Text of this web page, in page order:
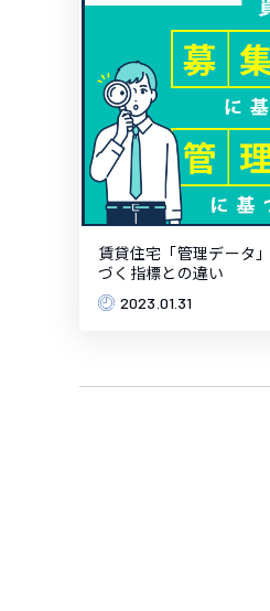
賃貸住宅「管理データ
づく指標との違い
2023.01.31